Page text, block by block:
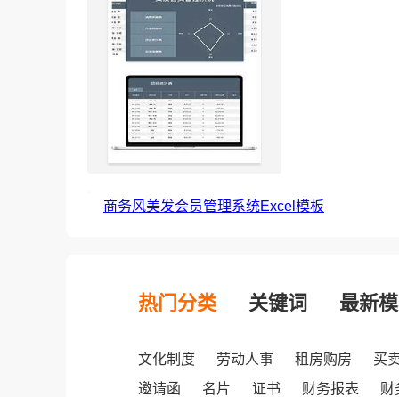
商务风美发会员管理系统Excel模板
热门分类 关键词 最新
文化制度 劳动人事 租房购房
买
邀请函
名片 证书 财务报表
财